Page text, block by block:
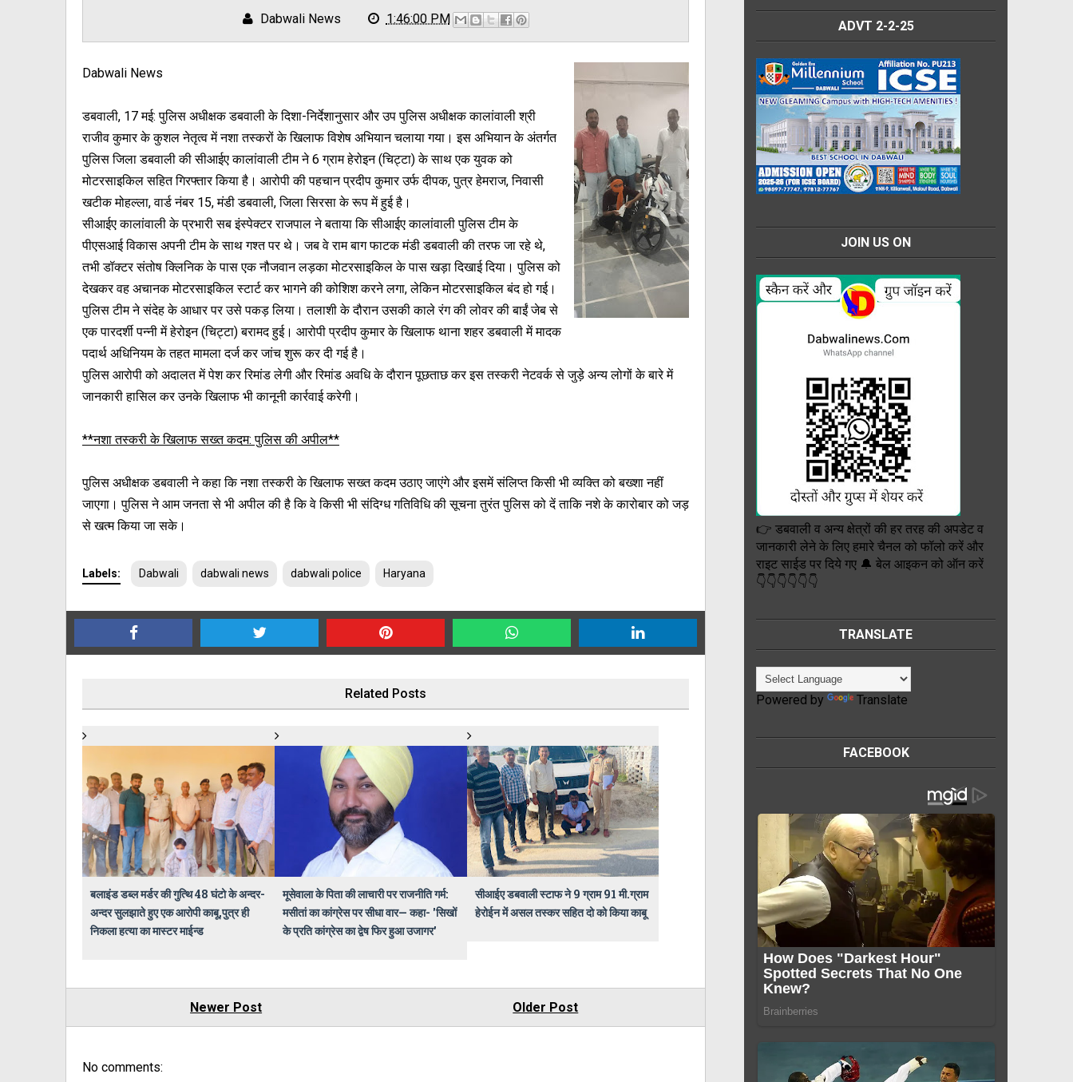
Dabwali News 1:46:00 PM
Dabwali News
डबवाली, 17 मई: पुलिस अधीक्षक डबवाली के दिशा-निर्देशानुसार और उप पुलिस अधीक्षक कालांवाली श्री
राजीव कुमार के कुशल नेतृत्व में नशा तस्करों के खिलाफ विशेष अभियान चलाया गया। इस अभियान के अंतर्गत
पुलिस जिला डबवाली की सीआईए कालांवाली टीम ने 6 ग्राम हेरोइन (चिट्टा) के साथ एक युवक को
मोटरसाइकिल सहित गिरफ्तार किया है। आरोपी की पहचान प्रदीप कुमार उर्फ दीपक, पुत्र हेमराज, निवासी
खटीक मोहल्ला, वार्ड नंबर 15, मंडी डबवाली, जिला सिरसा के रूप में हुई है।
सीआईए कालांवाली के प्रभारी सब इंस्पेक्टर राजपाल ने बताया कि सीआईए कालांवाली पुलिस टीम के
पीएसआई विकास अपनी टीम के साथ गश्त पर थे। जब वे राम बाग फाटक मंडी डबवाली की तरफ जा रहे थे,
तभी डॉक्टर संतोष क्लिनिक के पास एक नौजवान लड़का मोटरसाइकिल के पास खड़ा दिखाई दिया। पुलिस को
देखकर वह अचानक मोटरसाइकिल स्टार्ट कर भागने की कोशिश करने लगा, लेकिन मोटरसाइकिल बंद हो गई।
पुलिस टीम ने संदेह के आधार पर उसे पकड़ लिया। तलाशी के दौरान उसकी काले रंग की लोवर की बाईं जेब से
एक पारदर्शी पन्नी में हेरोइन (चिट्टा) बरामद हुई। आरोपी प्रदीप कुमार के खिलाफ थाना शहर डबवाली में मादक
पदार्थ अधिनियम के तहत मामला दर्ज कर जांच शुरू कर दी गई है।
पुलिस आरोपी को अदालत में पेश कर रिमांड लेगी और रिमांड अवधि के दौरान पूछताछ कर इस तस्करी नेटवर्क से जुड़े अन्य लोगों के बारे में
जानकारी हासिल कर उनके खिलाफ भी कानूनी कार्रवाई करेगी।
**नशा तस्करी के खिलाफ सख्त कदम: पुलिस की अपील**
पुलिस अधीक्षक डबवाली ने कहा कि नशा तस्करी के खिलाफ सख्त कदम उठाए जाएंगे और इसमें संलिप्त किसी भी व्यक्ति को बख्शा नहीं
जाएगा। पुलिस ने आम जनता से भी अपील की है कि वे किसी भी संदिग्ध गतिविधि की सूचना तुरंत पुलिस को दें ताकि नशे के कारोबार को जड़
से खत्म किया जा सके।
Labels: Dabwali dabwali news dabwali police Haryana
Related Posts
बलाइंड डब्ल मर्डर की गुत्थि 48 घंटो के अन्दर-
अन्दर सुलझाते हुए एक आरोपी काबू,पुत्र ही
निकला हत्या का मास्टर माईन्ड
मूसेवाला के पिता की लाचारी पर राजनीति गर्म:
मसीतां का कांग्रेस पर सीधा वार— कहा- 'सिखों
के प्रति कांग्रेस का द्वेष फिर हुआ उजागर'
सीआईए डबवाली स्टाफ ने 9 ग्राम 91 मी.ग्राम
हेरोईन में असल तस्कर सहित दो को किया काबू
Newer Post Older Post
No comments:
ADVT 2-2-25
JOIN US ON
👉 डबवाली व अन्य क्षेत्रों की हर तरह की अपडेट व
जानकारी लेने के लिए हमारे चैनल को फॉलो करें और
राइट साईड पर दिये गए 🔔 बेल आइकन को ऑन करें
👇👇👇👇👇👇
TRANSLATE
Powered by Translate
FACEBOOK